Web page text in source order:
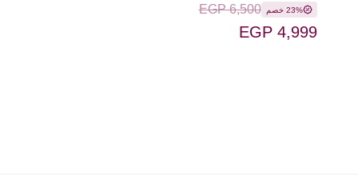
23% خصم EGP 6,500
EGP 4,999